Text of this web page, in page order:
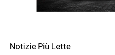
Notizie Più Lette